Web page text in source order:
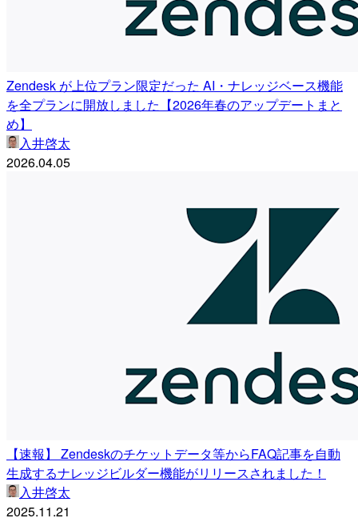
Zendesk が上位プラン限定だった AI・ナレッジベース機能
を全プランに開放しました【2026年春のアップデートまと
め】
入井啓太
2026.04.05
【速報】 Zendeskのチケットデータ等からFAQ記事を自動
生成するナレッジビルダー機能がリリースされました！
入井啓太
2025.11.21